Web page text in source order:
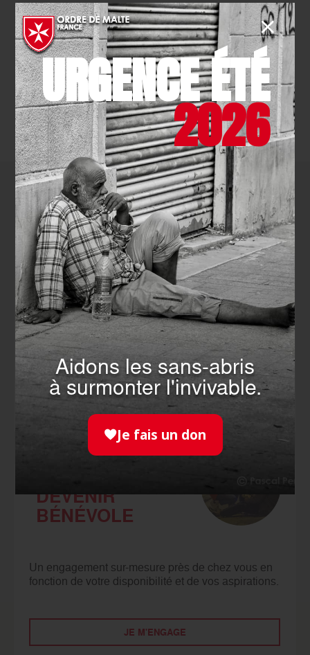
EN SAVOIR PLUS
TOUTES LES ACTUALITÉS
Comment agiravec nous ?
NOUS
SOUTENIR
Faire un don, c’est soutenir l’action de nos
bénévoles. Ils nous permettent d'aider chaque
année des millions de personnes.
JE FAIS UN DON
DEVENIR
BÉNÉVOLE
Un engagement sur-mesure près de chez vous en
fonction de votre disponibilité et de vos aspirations.
JE M'ENGAGE
URGENCE ÉTÉ
2026
Aidons les sans-abris
à surmonter l'invivable.
Je fais un don